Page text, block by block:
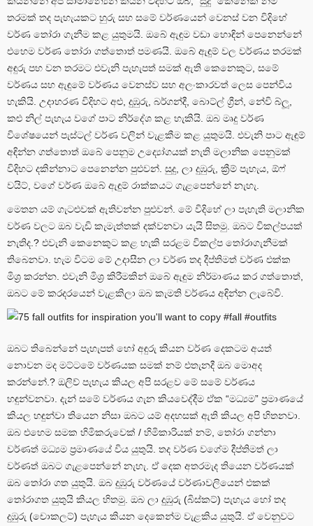
තරමක් තද පැහැයකට හුරු සහ සමේ වර්ණයෙන් වෙනස් වන විදිහේ
වර්ණ තෝරා ගැනීම කළ යුතුමයි. ඔබේ ඇඳුම වඩා හොඳින් පෙනෙන්නේ
එහෙම වර්ණ තෝරා ගත්තොත් පමණයි. ඔබේ ඇඳුම් වල වර්ණය තරමක්
අඳුරු පහ වන තරමට එවැනි පැහැපත් සමක් ඇති කෙනෙකුට, සමේ
වර්ණය සහ ඇඳුමේ වර්ණය වෙනස්ව සහ අලංකාරවත් ලෙස පෙන්විය
හැකියි. උදාහරණ විදිහට අළු, දුඹුරු, බර්ගන්දී, බොට්ල් ග්‍රීන්, නේවි බ්ලූ,
කළු නිල් පැහැය වගේ පාට නිර්දේශ කළ හැකියි. ඔබ මෘදු වර්ණ
විශේෂයෙන් පැස්ටල් වර්ණ වලින් වැළකීම කළ යුතුමයි. එවැනි පාට ඇඳුම්
අඳින්න ගත්තොත් ඔබේ පෙනුම උද්‍යෝගයක් නැති මලානික පෙනුමක්
විදිහට දකින්නාට පෙනෙන්න පුළුවන්. සුදු, ලා දුඹුරු, ක්‍රීම් පැහැය, ඕෆ්
වයිට්, වගේ වර්ණ ඔබේ ඇඳුම් රාක්කයට ගැළපෙන්නේ නැහැ.
මෙතන යම් ගැටළුවක් ඇතිවන්න පුළුවන්. මේ විදිහේ ලා පැහැති මලානික
වර්ණ වලට ඔබ වැඩි කැමැත්තක් දක්වනවා යැයි සිතමු. ඔබට විකල්පයක්
නැතිද.? එවැනි කෙනෙකුට කළ හැකි සරළම විකල්ප තෝරාගැනීමක්
තිබෙනවා. හැම විටම මේ උදාසීන ලා වර්ණ තද දීප්තිමත් වර්ණ එක්ක
මිශ්‍ර කරන්න. එවැනි මිශ්‍ර කිරීමකින් ඔබේ ඇඳුම නිර්මාණය කර ගත්තොත්,
ඔබට මේ කරදරයෙන් වැළකිලා ඔබ කැමති වර්ණය අඳින්න ලැබේවි.
ඔබට තිබෙන්නේ පැහැපත් හෝ අඳුරු කියන වර්ණ දෙකටම අයත්
නොවන මද මට්ටමේ වර්ණයක සමක් නම් එතැනදී ඔබ මොඅද
කරන්නේ.? ඔලිව් පැහැය කියල අපි සරළව මේ සමේ වර්ණය
හඳුන්වනවා. දැන් සමේ වර්ණය ගැන කියවෙද්දීම ඒක “මධ්‍යම” ප්‍රමාණයේ
කියල හඳුන්වා තියෙන නිසා ඔබට යම් අදහසක් ඇති කියල අපි හිතනවා.
ඔබ එහෙම සමක හිමිකරුවෙක් / හිමිකාරියක් නම්, තෝරා ගන්නා
වර්ණත් මධ්‍යම ප්‍රමාණයේ විය යුතුයි. තද වර්ණ වගේම දීප්තිමත් ලා
වර්ණත් ඔබට ගැළපෙන්නේ නැහැ. ඒ දෙක අතරමැද තියෙන වර්ණයක්
ඔබ තෝරා ගත යුතුයි. ඔබ දුඹුරු වර්ණයේ වර්ණාවලියෙන් එකක්
තෝරාගත යුතුයි කියල හිතමු. ඔබ ලා දුඹුරු (බිස්කට්) පැහැය හෝ තද
දුඹුරු (චොකලට්) පැහැය කියන දෙකෙන්ම වැළකිය යුතුයි. ඒ වෙනුවට